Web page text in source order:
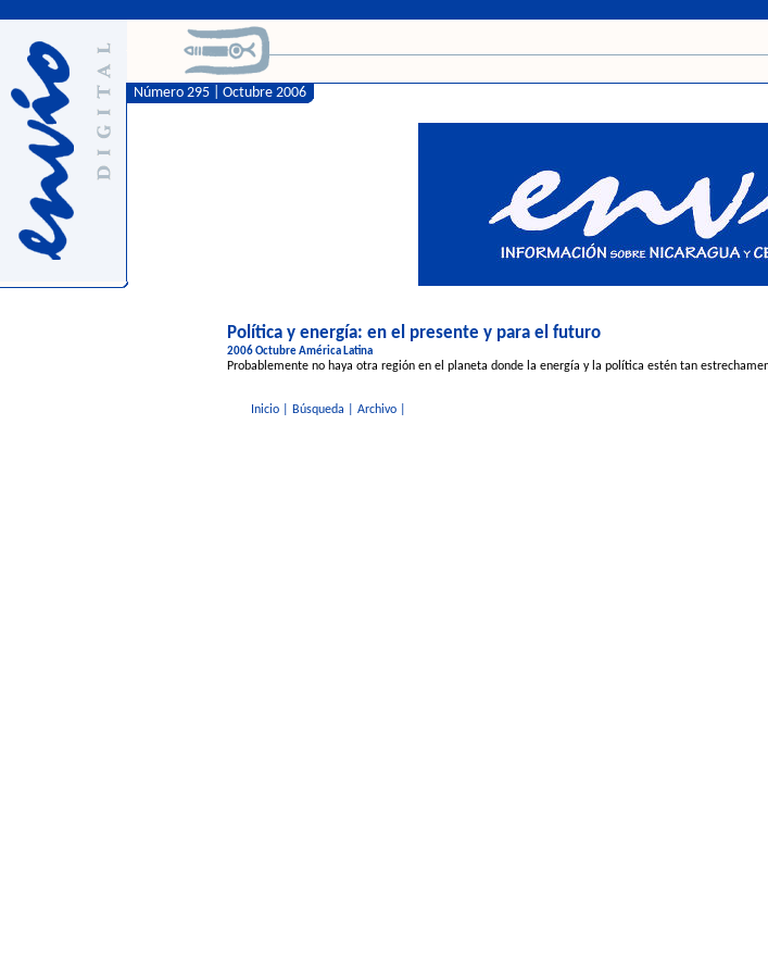
Número 295 | Octubre 2006
Política y energía: en el presente y para el futuro
2006 Octubre América Latina
Probablemente no haya otra región en el planeta donde la energía y la política estén tan
Inicio Búsqueda Archivo